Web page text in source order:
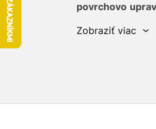
povrchovo
Zobraziť viac